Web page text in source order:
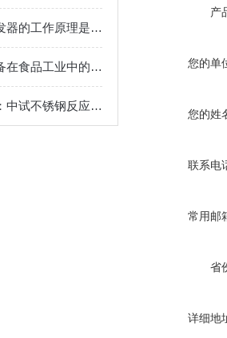
离心刮板薄膜蒸发器的工作原理是什么？
分子蒸馏提纯设备在食品工业中的应用
绿色化工新趋势：中试不锈钢反应釜的环保应用 2024-08-21
产
您的单
您的姓
联系电
常用邮
省
详细地